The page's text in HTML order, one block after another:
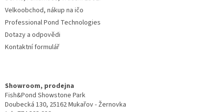
Velkoobchod, nákup na ičo
Professional Pond Technologies
Dotazy a odpovědi
Kontaktní formulář
Showroom, prodejna
Fish&Pond Showstone Park
Doubecká 130, 25162 Mukařov - Žernovka